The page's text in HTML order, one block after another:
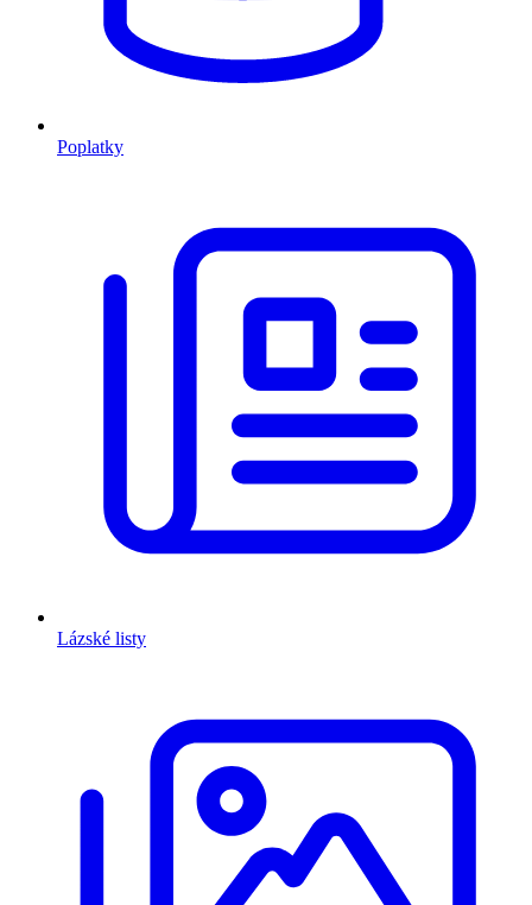
Poplatky
Lázské listy